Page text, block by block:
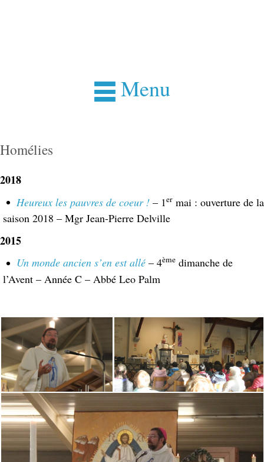
Menu
Homélies
2018
Heureux les pauvres de coeur ! – 1er mai : ouverture de la
saison 2018 – Mgr Jean-Pierre Delville
2015
Un monde ancien s’en est allé – 4ème dimanche de
l’Avent – Année C – Abbé Leo Palm